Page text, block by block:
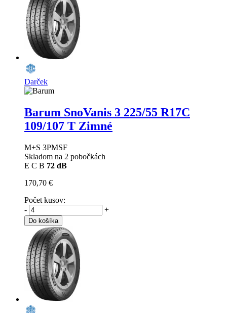
Darček
Barum SnoVanis 3 225/55 R17C
109/107 T Zimné
M+S 3PMSF
Skladom na 2 pobočkách
E C B 72 dB
170,70 €
Počet kusov:
-
+
Do košíka